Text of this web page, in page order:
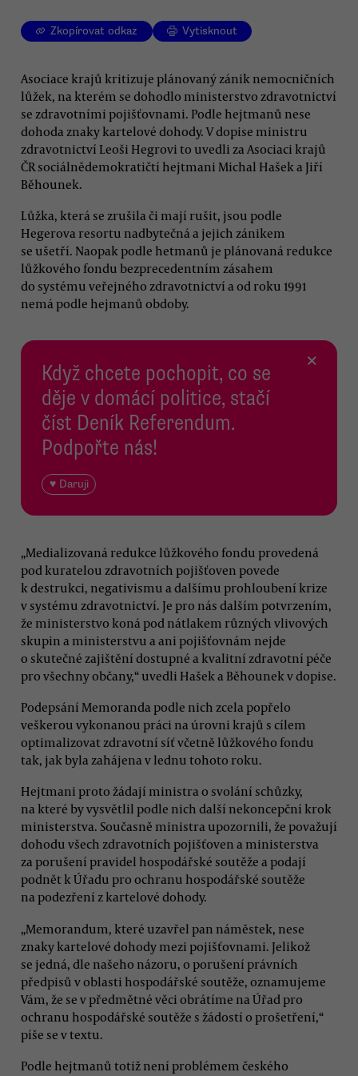
Zkopírovat odkaz Vytisknout
Asociace krajů kritizuje plánovaný zánik nemocničních
lůžek, na kterém se dohodlo ministerstvo zdravotnictví
se zdravotními pojišťovnami. Podle hejtmanů nese
dohoda znaky kartelové dohody. V dopise ministru
zdravotnictví Leoši Hegrovi to uvedli za Asociaci krajů
ČR sociálnědemokratičtí hejtmani Michal Hašek a Jiří
Běhounek.
Lůžka, která se zrušila či mají rušit, jsou podle
Hegerova resortu nadbytečná a jejich zánikem
se ušetří. Naopak podle hetmanů je plánovaná redukce
lůžkového fondu bezprecedentním zásahem
do systému veřejného zdravotnictví a od roku 1991
nemá podle hejmanů obdoby.
Když chcete pochopit, co se
děje v domácí politice, stačí
číst Deník Referendum.
Podpořte nás!
♥ Daruji
×
„Medializovaná redukce lůžkového fondu provedená
pod kuratelou zdravotních pojišťoven povede
k destrukci, negativismu a dalšímu prohloubení krize
v systému zdravotnictví. Je pro nás dalším potvrzením,
že ministerstvo koná pod nátlakem různých vlivových
skupin a ministerstvu a ani pojišťovnám nejde
o skutečné zajištění dostupné a kvalitní zdravotní péče
pro všechny občany,“ uvedli Hašek a Běhounek v dopise.
Podepsání Memoranda podle nich zcela popřelo
veškerou vykonanou práci na úrovni krajů s cílem
optimalizovat zdravotní síť včetně lůžkového fondu
tak, jak byla zahájena v lednu tohoto roku.
Hejtmani proto žádají ministra o svolání schůzky,
na které by vysvětlil podle nich další nekoncepční krok
ministerstva. Současně ministra upozornili, že považují
dohodu všech zdravotních pojišťoven a ministerstva
za porušení pravidel hospodářské soutěže a podají
podnět k Úřadu pro ochranu hospodářské soutěže
na podezření z kartelové dohody.
„Memorandum, které uzavřel pan náměstek, nese
znaky kartelové dohody mezi pojišťovnami. Jelikož
se jedná, dle našeho názoru, o porušení právních
předpisů v oblasti hospodářské soutěže, oznamujeme
Vám, že se v předmětné věci obrátíme na Úřad pro
ochranu hospodářské soutěže s žádostí o prošetření,“
píše se v textu.
Podle hejtmanů totiž není problémem českého